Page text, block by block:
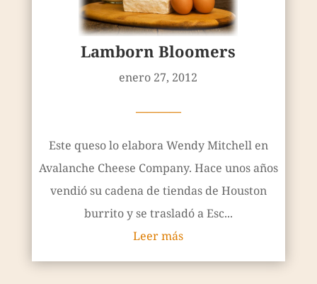
Lamborn Bloomers
enero 27, 2012
————
Este queso lo elabora Wendy Mitchell en
Avalanche Cheese Company. Hace unos años
vendió su cadena de tiendas de Houston
burrito y se trasladó a Esc...
Leer más